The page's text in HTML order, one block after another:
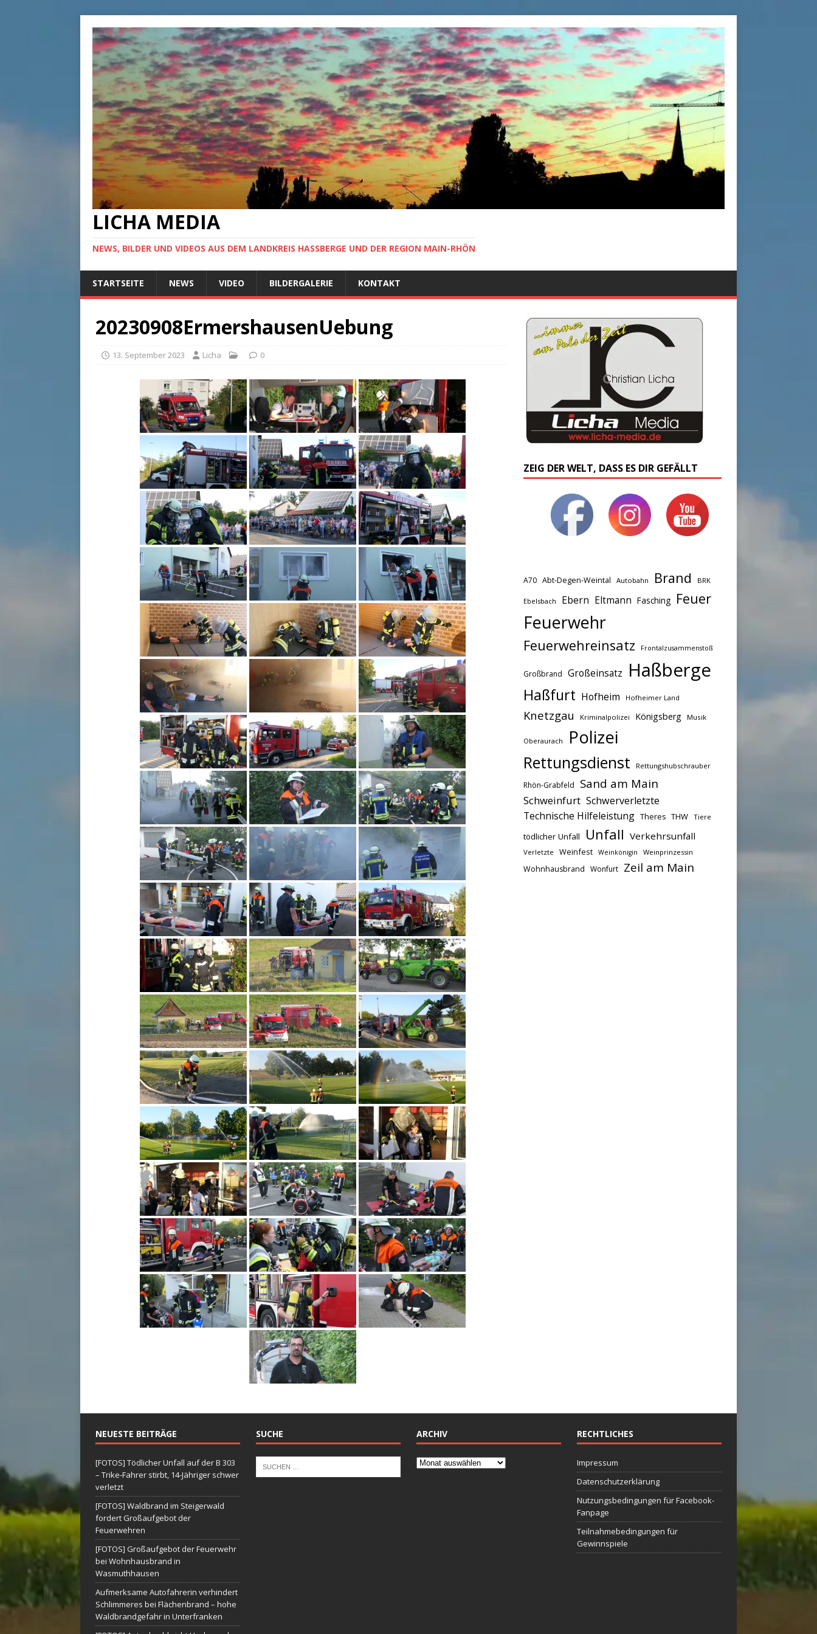
LICHA MEDIA
NEWS, BILDER UND VIDEOS AUS DEM LANDKREIS HASSBERGE UND DER REGION MAIN-RHÖN
STARTSEITE NEWS VIDEO BILDERGALERIE KONTAKT
20230908ErmershausenUebung
13. September 2023 Licha 0
ZEIG DER WELT, DASS ES DIR GEFÄLLT
A70 Abt-Degen-Weintal Autobahn Brand BRK
Ebelsbach Ebern Eltmann Fasching Feuer
Feuerwehr
Feuerwehreinsatz Frontalzusammenstoß
Großbrand Großeinsatz Haßberge
Haßfurt Hofheim Hofheimer Land
Knetzgau Kriminalpolizei Königsberg Musik
Oberaurach Polizei
Rettungsdienst Rettungshubschrauber
Rhön-Grabfeld Sand am Main
Schweinfurt Schwerverletzte
Technische Hilfeleistung Theres THW Tiere
tödlicher Unfall Unfall Verkehrsunfall
Verletzte Weinfest Weinkönigin Weinprinzessin
Wohnhausbrand Wonfurt Zeil am Main
NEUESTE BEITRÄGE
[FOTOS] Tödlicher Unfall auf der B 303
– Trike-Fahrer stirbt, 14-Jähriger schwer
verletzt
[FOTOS] Waldbrand im Steigerwald
fordert Großaufgebot der
Feuerwehren
[FOTOS] Großaufgebot der Feuerwehr
bei Wohnhausbrand in
Wasmuthhausen
Aufmerksame Autofahrerin verhindert
Schlimmeres bei Flächenbrand – hohe
Waldbrandgefahr in Unterfranken
SUCHE ARCHIV RECHTLICHES
Impressum
Datenschutzerklärung
Nutzungsbedingungen für Facebook-
Fanpage
Teilnahmebedingungen für
Gewinnspiele